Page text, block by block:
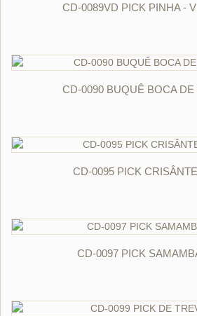
CD-0089VD PICK PINHA -
CD-0090 BUQUÊ BOCA DE
CD-0095 PICK
CD-0097 PICK